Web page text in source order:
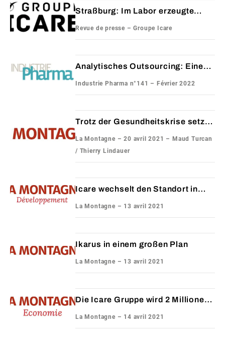
Straßburg: Im Labor erzeugte
Revue de presse – Groupe Icare
Analytisches Outsourcing: Eine
Industrie Pharma n°141 – Février 2022
Trotz der Gesundheitskrise setzt
La Montagne – 20 avril 2021 – Maud Turcan
/ Thierry Lindauer
Icare wechselt den Standort in
La Montagne – 13 avril 2021
Ikarus in einem großen Plan
La Montagne – 13 avril 2021
Die Icare Gruppe wird 2 Millionen
La Montagne – 14 avril 2021